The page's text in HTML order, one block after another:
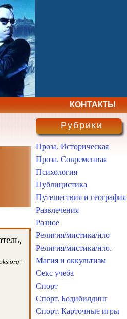
КОНТАКТЫ
-
Рубрики
Проза. Историческая
Проза. Современная
Психология
Публицистика
Путешествия и география
Развлечения
Разное
Религия/мистика/нло
Религия/мистика/нло.
Магия и оккультизм
Секс учеба
Спорт
Спорт. Бодибилдинг
Спорт. Карточные игры